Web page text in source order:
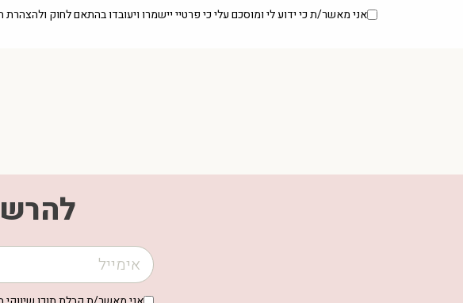
אני מאשר/ת כי ידוע לי ומוסכם עלי כי פרטיי יישמרו ויעובדו בהתאם לחוק